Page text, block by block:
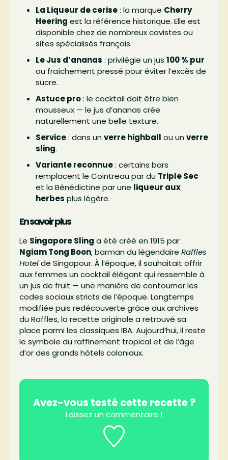
La Liqueur de cerise: la marque Cherry
Heering est la référence historique. Elle est
disponible chez de nombreux cavistes ou
sites spécialisés français.
Le Jus d’ananas : privilégie un jus 100 % pur
ou fraîchement pressé pour éviter l’excès de
sucre.
Astuce pro: le cocktail doit être bien
mousseux — le jus d’ananas crée
naturellement une belle texture.
Service: dans un verre highball ou un verre
sling.
Variante reconnue: certains bars
remplacent le Cointreau par du Triple Sec
et la Bénédictine par une liqueur aux
herbes plus légère.
En savoir plus
Le Singapore Sling a été créé en 1915 par
Ngiam Tong Boon, barman du légendaire Raffles
Hotelde Singapour. À l’époque, il souhaitait offrir
aux femmes un cocktail élégant qui ressemble à
un jus de fruit — une manière de contourner les
codes sociaux stricts de l’époque. Longtemps
modifiée puis redécouverte grâce aux archives
du Raffles, la recette originale a retrouvé sa
place parmi les classiques IBA. Aujourd’hui, il reste
le symbole du raffinement tropical et de l’âge
d’or des grands hôtels coloniaux.
Avez-vous testé cette recette ?
Laissez un commentaire !